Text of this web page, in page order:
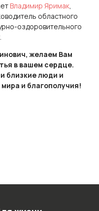
Владимир Яримак,
областного
оздоровительного
желаем Вам
в вашем сердце.
близкие люди и
и благополучия!